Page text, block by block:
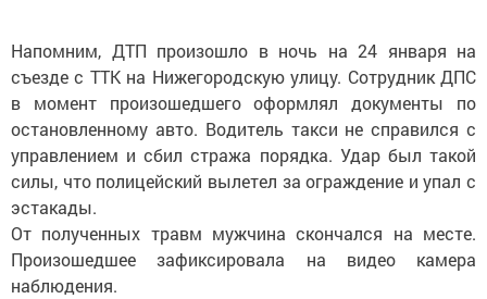
Напомним, ДТП произошло в ночь на 24 января на
съезде с ТТК на Нижегородскую улицу. Сотрудник ДПС
в момент произошедшего оформлял документы по
остановленному авто. Водитель такси не справился с
управлением и сбил стража порядка. Удар был такой
силы, что полицейский вылетел за ограждение и упал с
эстакады.
От полученных травм мужчина скончался на месте.
Произошедшее зафиксировала на видео камера
наблюдения.